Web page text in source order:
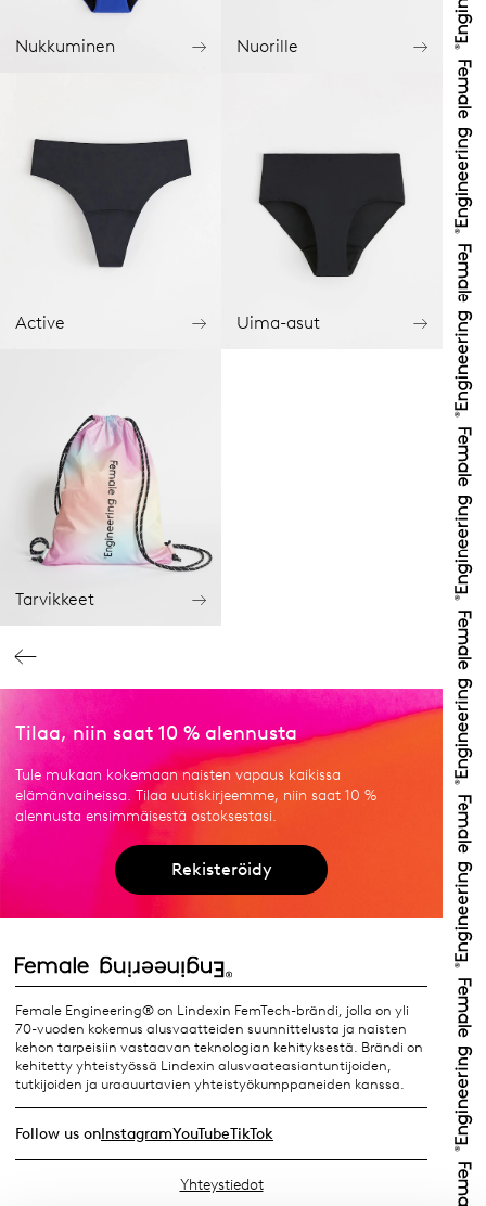
Nukkuminen Nuorille
Active Uima-asut
Tarvikkeet
Tilaa, niin saat 10 % alennusta
Tule mukaan kokemaan naisten vapaus kaikissa
elämänvaiheissa. Tilaa uutiskirjeemme, niin saat 10 %
alennusta ensimmäisestä ostoksestasi.
Rekisteröidy
Female Engineering® on Lindexin FemTech-brändi, jolla on yli
70-vuoden kokemus alusvaatteiden suunnittelusta ja naisten
kehon tarpeisiin vastaavan teknologian kehityksestä. Brändi on
kehitetty yhteistyössä Lindexin alusvaateasiantuntijoiden,
tutkijoiden ja uraauurtavien yhteistyökumppaneiden kanssa.
Follow us onInstagramYouTubeTikTok
Yhteystiedot